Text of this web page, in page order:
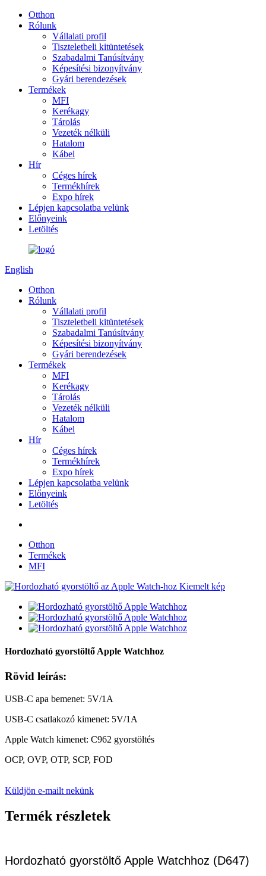
Otthon
Rólunk
Vállalati profil
Tiszteletbeli kitüntetések
Szabadalmi Tanúsítvány
Képesítési bizonyítvány
Gyári berendezések
Termékek
MFI
Kerékagy
Tárolás
Vezeték nélküli
Hatalom
Kábel
Hír
Céges hírek
Termékhírek
Expo hírek
Lépjen kapcsolatba velünk
Előnyeink
Letöltés
English
Otthon
Rólunk
Vállalati profil
Tiszteletbeli kitüntetések
Szabadalmi Tanúsítvány
Képesítési bizonyítvány
Gyári berendezések
Termékek
MFI
Kerékagy
Tárolás
Vezeték nélküli
Hatalom
Kábel
Hír
Céges hírek
Termékhírek
Expo hírek
Lépjen kapcsolatba velünk
Előnyeink
Letöltés
Otthon
Termékek
MFI
Hordozható gyorstöltő Apple Watchhoz
Rövid leírás:
USB-C apa bemenet: 5V/1A
USB-C csatlakozó kimenet: 5V/1A
Apple Watch kimenet: C962 gyorstöltés
OCP, OVP, OTP, SCP, FOD
Küldjön e-mailt nekünk
Termék részletek
Hordozható gyorstöltő Apple Watchhoz (D647)